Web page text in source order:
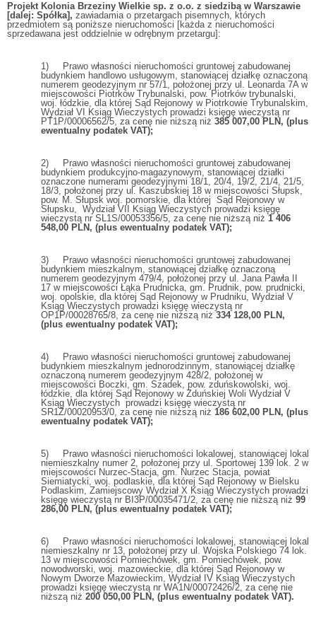
Projekt Kolonia Brzeziny Wielkie sp. z o.o. z siedzibą w Warszawie
[dalej: Spółka], zawiadamia o przetargach pisemnych, których
przedmiotem są poniższe nieruchomości [każda z nieruchomości
sprzedawana jest oddzielnie w odrębnym przetargu]:
1) Prawo własności nieruchomości gruntowej zabudowanej
budynkiem handlowo usługowym, stanowiącej działkę oznaczoną
numerem geodezyjnym nr 57/1, położonej przy ul. Leonarda 7A w
miejscowości Piotrków Trybunalski, pow. Piotrków trybunalski,
woj. łódzkie, dla której Sąd Rejonowy w Piotrkowie Trybunalskim,
Wydział VI Ksiąg Wieczystych prowadzi księgę wieczystą nr
PT1P/00006562/5, za cenę nie niższą niż 385 007,00 PLN, (plus
ewentualny podatek VAT);
2) Prawo własności nieruchomości gruntowej zabudowanej
budynkiem produkcyjno-magazynowym, stanowiącej działki
oznaczone numerami geodezyjnymi 18/1, 20/4, 19/2, 21/4, 21/5,
18/3, położonej przy ul. Kaszubskiej 18 w miejscowości Słupsk,
pow. M. Słupsk woj. pomorskie, dla której Sąd Rejonowy w
Słupsku, Wydział VII Ksiąg Wieczystych prowadzi księgę
wieczystą nr SL1S/00053356/5, za cenę nie niższą niż 1 406
548,00 PLN, (plus ewentualny podatek VAT);
3) Prawo własności nieruchomości gruntowej zabudowanej
budynkiem mieszkalnym, stanowiącej działkę oznaczoną
numerem geodezyjnym 479/4, położonej przy ul. Jana Pawła II
17 w miejscowości Łąka Prudnicka, gm. Prudnik, pow. prudnicki,
woj. opolskie, dla której Sąd Rejonowy w Prudniku, Wydział V
Ksiąg Wieczystych prowadzi księgę wieczystą nr
OP1P/00028765/8, za cenę nie niższą niż 334 128,00 PLN,
(plus ewentualny podatek VAT);
4) Prawo własności nieruchomości gruntowej zabudowanej
budynkiem mieszkalnym jednorodzinnym, stanowiącej działkę
oznaczoną numerem geodezyjnym 428/2, położonej w
miejscowości Boczki, gm. Szadek, pow. zduńskowolski, woj.
łódzkie, dla której Sąd Rejonowy w Zduńskiej Woli Wydział V
Ksiąg Wieczystych prowadzi księgę wieczystą nr
SR1Z/00020953/0, za cenę nie niższą niż 186 602,00 PLN, (plus
ewentualny podatek VAT);
5) Prawo własności nieruchomości lokalowej, stanowiącej lokal
niemieszkalny numer 2, położonej przy ul. Sportowej 139 lok. 2 w
miejscowości Nurzec-Stacja, gm. Nurzec Stacja, powiat
Siemiatycki, woj. podlaskie, dla której Sąd Rejonowy w Bielsku
Podlaskim, Zamiejscowy Wydział X Ksiąg Wieczystych prowadzi
księgę wieczystą nr BI3P/00035471/2, za cenę nie niższą niż 99
286,00 PLN, (plus ewentualny podatek VAT);
6) Prawo własności nieruchomości lokalowej, stanowiącej lokal
niemieszkalny nr 13, położonej przy ul. Wojska Polskiego 74 lok.
13 w miejscowości Pomiechówek, gm. Pomiechówek, pow.
nowodworski, woj. mazowieckie, dla której Sąd Rejonowy w
Nowym Dworze Mazowieckim, Wydział IV Ksiąg Wieczystych
prowadzi księgę wieczystą nr WA1N/00072426/2, za cenę nie
niższą niż 200 050,00 PLN, (plus ewentualny podatek VAT).